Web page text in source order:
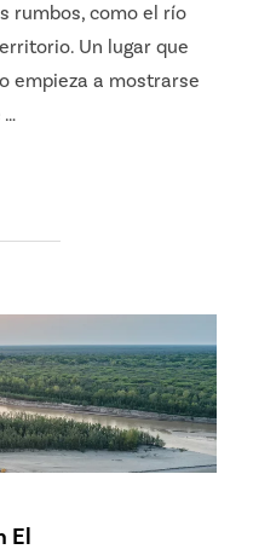
rumbos, como el río
Un lugar que
empieza a mostrarse
…
El